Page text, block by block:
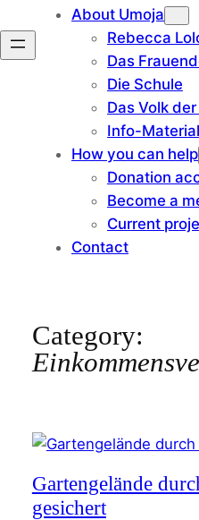
About Umoja
Rebecca
Das
Die Schule
Das Volk
Info-Material
How you can help
Donation
Become a
Current
Contact
Category:
Gartengelände
gesichert